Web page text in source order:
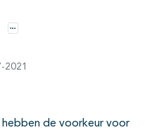
Opties
2021
hebben de voorkeur voor